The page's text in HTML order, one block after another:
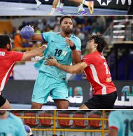
دوري أبطال إفريقيا
كل البطولات
أقسام
الكرة المصرية